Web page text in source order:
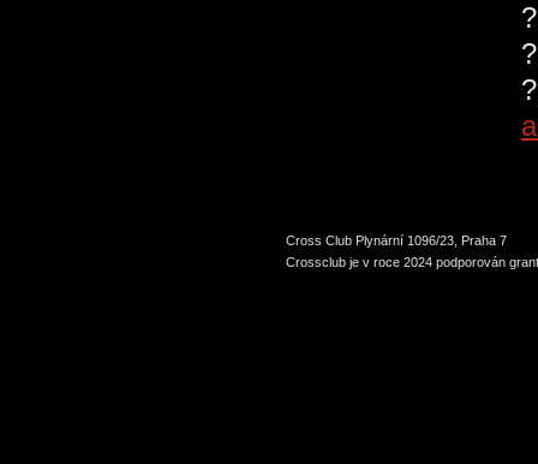
Cross Club Plynární 1096/23, Praha 7
Crossclub je v roce 2024 podporován